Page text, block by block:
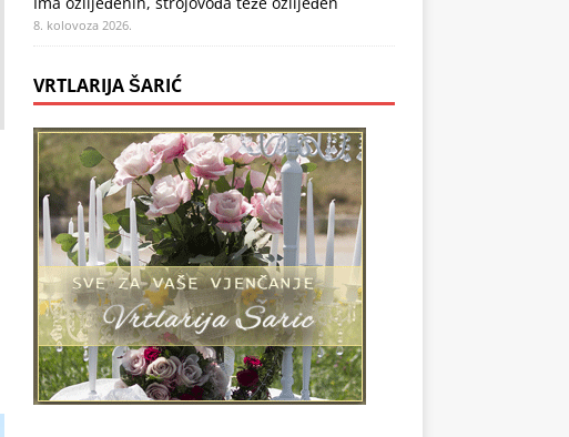
8. kolovoza 2026.
VRTLARIJA ŠARIĆ